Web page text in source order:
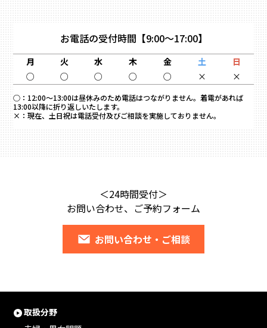
お電話の受付時間 【9:00～17:00】
月 火 水 木 金 土
日
○
○ ○ ○ ○ × ×
○： 12:00～13:00は昼休みのため電話はつながりません。着電があれば
13:00以降に折り返しいたします。
×： 現在、土日祝は電話受付及びご相談を実施しておりません。
＜24時間受付＞
お問い合わせ、ご予約フォーム
お問い合わせ・ご相談
取扱分野